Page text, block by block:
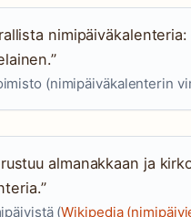
(nimipäiväkalenterin
almanakkaan ja
(Wikipedia